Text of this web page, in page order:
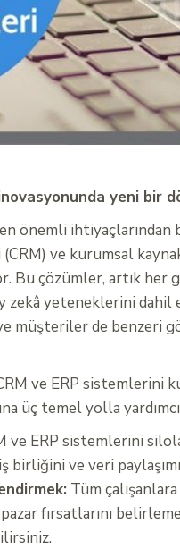
yeni bir
önemli ihtiyaçlarından
ve kurumsal
Bu çözümler, artık her
yeteneklerini dahil
müşteriler de benzeri
ve ERP sistemlerini
üç temel yolla
ve ERP sistemlerini
ve veri
Tüm
fırsatlarını